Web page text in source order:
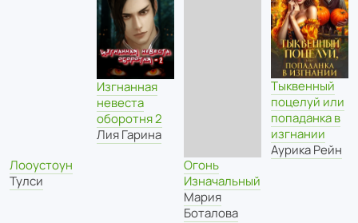
Лооустоун
Тулси
Изгнанная
невеста
оборотня 2
Лия Гарина
Огонь
Изначальный
Мария
Боталова
Тыквенный
поцелуй или
попаданка в
изгнании
Аурика Рейн